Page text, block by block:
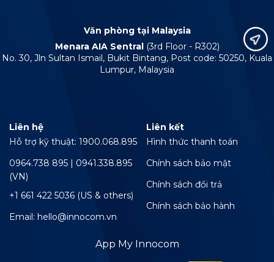
Văn phòng tại Malaysia
Menara AIA Sentral (3rd Floor - R302)
No. 30, Jln Sultan Ismail, Bukit Bintang, Post code: 50250, Kuala
Lumpur, Malaysia
Liên hệ
Hỗ trợ kỹ thuật: 1900.068.895
0964.738 895 | 0941.338.895
(VN)
+1 661 422 5036 (US & others)
Email: hello@innocom.vn
Liên kết
Hình thức thanh toán
Chính sách bảo mật
Chính sách đổi trả
Chính sách bảo hành
App My Innocom